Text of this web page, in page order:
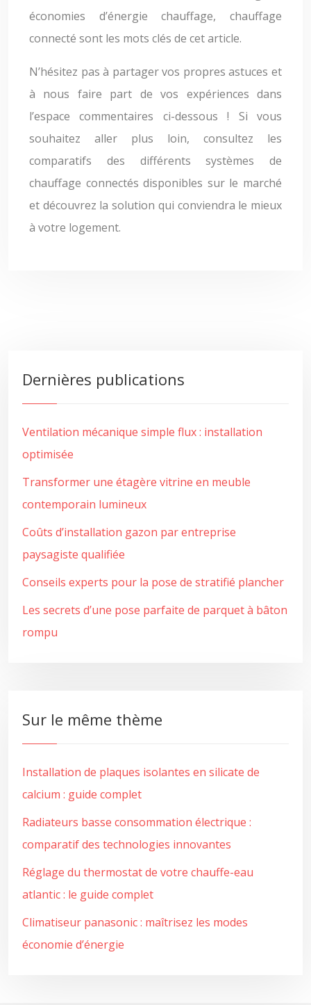
économies d’énergie chauffage, chauffage
connecté sont les mots clés de cet article.
N’hésitez pas à partager vos propres astuces et
à nous faire part de vos expériences dans
l’espace commentaires ci-dessous ! Si vous
souhaitez aller plus loin, consultez les
comparatifs des différents systèmes de
chauffage connectés disponibles sur le marché
et découvrez la solution qui conviendra le mieux
à votre logement.
Dernières publications
Ventilation mécanique simple flux : installation
optimisée
Transformer une étagère vitrine en meuble
contemporain lumineux
Coûts d’installation gazon par entreprise
paysagiste qualifiée
Conseils experts pour la pose de stratifié plancher
Les secrets d’une pose parfaite de parquet à bâton
rompu
Sur le même thème
Installation de plaques isolantes en silicate de
calcium : guide complet
Radiateurs basse consommation électrique :
comparatif des technologies innovantes
Réglage du thermostat de votre chauffe-eau
atlantic : le guide complet
Climatiseur panasonic : maîtrisez les modes
économie d’énergie